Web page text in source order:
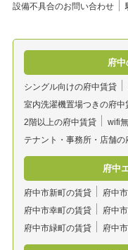
設備不具合のお問い合わせ
府
シングル向けの府中賃貸
室内洗濯機置場つきの府中
2階以上の府中賃貸
wifi
テナント・事務所・店舗の
府中
府中市新町の賃貸 府中
府中市幸町の賃貸
府中
府中市緑町の賃貸
府中